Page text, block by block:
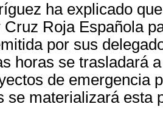
ha explicado
Cruz Roja Española
por sus
horas se trasladará
de emergencia
se materializará esta